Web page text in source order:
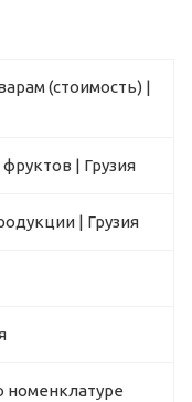
(стоимость) |
| Грузия
| Грузия
номенклатуре